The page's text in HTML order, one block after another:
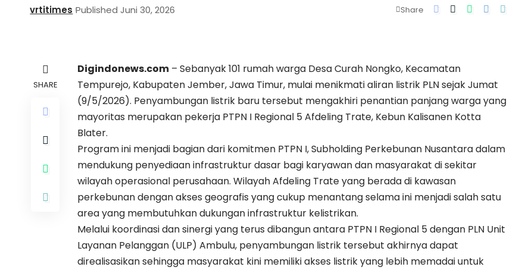
vrtitimes Published Juni 30, 2026 Share
SHARE
Digindonews.com – Sebanyak 101 rumah warga Desa Curah Nongko, Kecamatan
Tempurejo, Kabupaten Jember, Jawa Timur, mulai menikmati aliran listrik PLN sejak Jumat
(9/5/2026). Penyambungan listrik baru tersebut mengakhiri penantian panjang warga yang
mayoritas merupakan pekerja PTPN I Regional 5 Afdeling Trate, Kebun Kalisanen Kotta
Blater.
Program ini menjadi bagian dari komitmen PTPN I, Subholding Perkebunan Nusantara dalam
mendukung penyediaan infrastruktur dasar bagi karyawan dan masyarakat di sekitar
wilayah operasional perusahaan. Wilayah Afdeling Trate yang berada di kawasan
perkebunan dengan akses geografis yang cukup menantang selama ini menjadi salah satu
area yang membutuhkan dukungan infrastruktur kelistrikan.
Melalui koordinasi dan sinergi yang terus dibangun antara PTPN I Regional 5 dengan PLN Unit
Layanan Pelanggan (ULP) Ambulu, penyambungan listrik tersebut akhirnya dapat
direalisasikan sehingga masyarakat kini memiliki akses listrik yang lebih memadai untuk